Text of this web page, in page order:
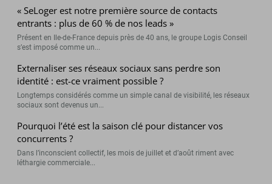
« SeLoger est notre première source de contacts
entrants : plus de 60 % de nos leads »
Présent en Ile-de-France depuis près de 40 ans, le groupe Logis Conseil
s’est imposé comme un...
Externaliser ses réseaux sociaux sans perdre son
identité : est-ce vraiment possible ?
Longtemps considérés comme un simple canal de visibilité, les réseaux
sociaux sont devenus un...
Pourquoi l’été est la saison clé pour distancer vos
concurrents ?
Dans l’inconscient collectif, les mois de juillet et d’août riment avec
léthargie commerciale...